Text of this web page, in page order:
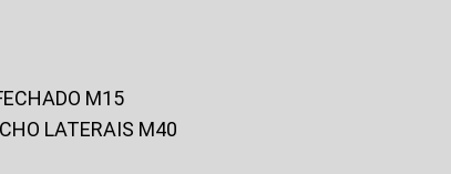
M15
LATERAIS M40